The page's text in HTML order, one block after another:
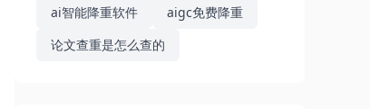
ai智能降重软件
aigc免费降重
论文查重是怎么查的